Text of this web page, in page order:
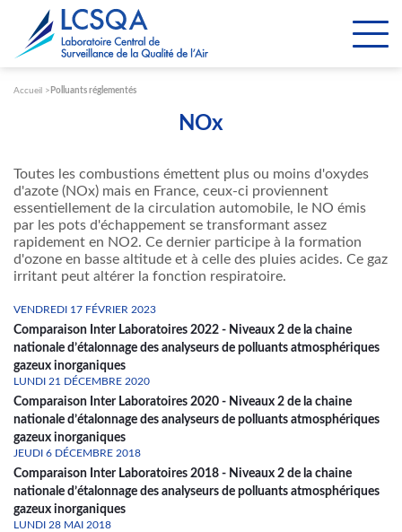
Accueil Polluants réglementés
NOx
Toutes les combustions émettent plus ou moins d'oxydes
d'azote (NOx) mais en France, ceux-ci proviennent
essentiellement de la circulation automobile, le NO émis
par les pots d'échappement se transformant assez
rapidement en NO2. Ce dernier participe à la formation
d'ozone en basse altitude et à celle des pluies acides. Ce gaz
irritant peut altérer la fonction respiratoire.
VENDREDI 17 FÉVRIER 2023
Comparaison Inter Laboratoires 2022 - Niveaux 2 de la chaine
nationale d’étalonnage des analyseurs de polluants atmosphériques
gazeux inorganiques
LUNDI 21 DÉCEMBRE 2020
Comparaison Inter Laboratoires 2020 - Niveaux 2 de la chaine
nationale d’étalonnage des analyseurs de polluants atmosphériques
gazeux inorganiques
JEUDI 6 DÉCEMBRE 2018
Comparaison Inter Laboratoires 2018 - Niveaux 2 de la chaine
nationale d’étalonnage des analyseurs de polluants atmosphériques
gazeux inorganiques
LUNDI 28 MAI 2018
Paramétrer les cookies